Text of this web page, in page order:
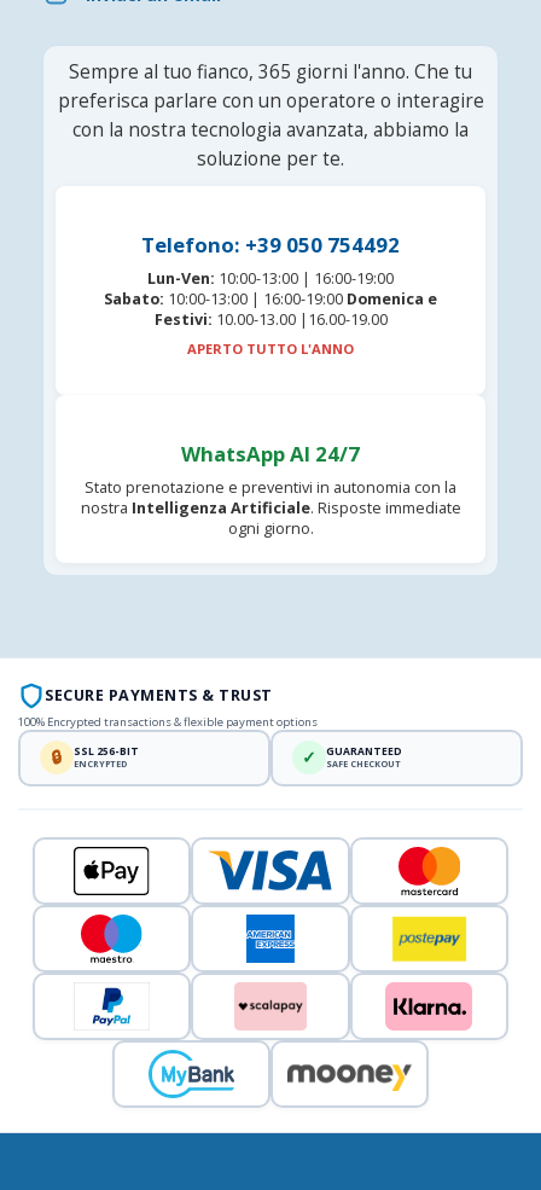
Sempre al tuo fianco, 365 giorni l'anno. Che tu
preferisca parlare con un operatore o interagire
con la nostra tecnologia avanzata, abbiamo la
soluzione per te.
Telefono: +39 050 754492
Lun-Ven: 10:00-13:00 | 16:00-19:00
Sabato: 10:00-13:00 | 16:00-19:00 Domenica e
Festivi: 10.00-13.00 |16.00-19.00
APERTO TUTTO L'ANNO
WhatsApp AI 24/7
Stato prenotazione e preventivi in autonomia con la
nostra Intelligenza Artificiale. Risposte immediate
ogni giorno.
SECURE PAYMENTS & TRUST
100% Encrypted transactions & flexible payment options
🔒 SSL 256-BIT
ENCRYPTED ✓ GUARANTEED
SAFE CHECKOUT